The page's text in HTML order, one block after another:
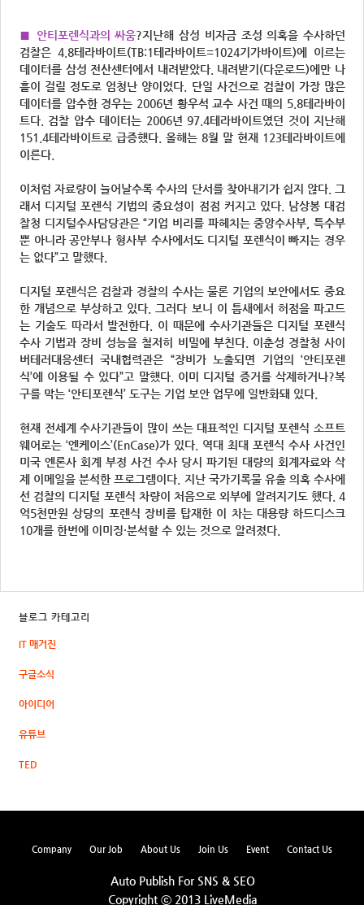
■ 안티포렌식과의 싸움?지난해 삼성 비자금 조성 의혹을 수사하던
검찰은 4.8테라바이트(TB:1테라바이트=1024기가바이트)에 이르는
데이터를 삼성 전산센터에서 내려받았다. 내려받기(다운로드)에만 나
흘이 걸릴 정도로 엄청난 양이었다. 단일 사건으로 검찰이 가장 많은
데이터를 압수한 경우는 2006년 황우석 교수 사건 때의 5.8테라바이
트다. 검찰 압수 데이터는 2006년 97.4테라바이트였던 것이 지난해
151.4테라바이트로 급증했다. 올해는 8월 말 현재 123테라바이트에
이른다.
이처럼 자료량이 늘어날수록 수사의 단서를 찾아내기가 쉽지 않다. 그
래서 디지털 포렌식 기법의 중요성이 점점 커지고 있다. 남상봉 대검
찰청 디지털수사담당관은 “기업 비리를 파헤치는 중앙수사부, 특수부
뿐 아니라 공안부나 형사부 수사에서도 디지털 포렌식이 빠지는 경우
는 없다”고 말했다.
디지털 포렌식은 검찰과 경찰의 수사는 물론 기업의 보안에서도 중요
한 개념으로 부상하고 있다. 그러다 보니 이 틈새에서 허점을 파고드
는 기술도 따라서 발전한다. 이 때문에 수사기관들은 디지털 포렌식
수사 기법과 장비 성능을 철저히 비밀에 부친다. 이춘성 경찰청 사이
버테러대응센터 국내협력관은 “장비가 노출되면 기업의 ‘안티포렌
식’에 이용될 수 있다”고 말했다. 이미 디지털 증거를 삭제하거나?복
구를 막는 ‘안티포렌식’ 도구는 기업 보안 업무에 일반화돼 있다.
현재 전세계 수사기관들이 많이 쓰는 대표적인 디지털 포렌식 소프트
웨어로는 ‘엔케이스’(EnCase)가 있다. 역대 최대 포렌식 수사 사건인
미국 엔론사 회계 부정 사건 수사 당시 파기된 대량의 회계자료와 삭
제 이메일을 분석한 프로그램이다. 지난 국가기록물 유출 의혹 수사에
선 검찰의 디지털 포렌식 차량이 처음으로 외부에 알려지기도 했다. 4
억5천만원 상당의 포렌식 장비를 탑재한 이 차는 대용량 하드디스크
10개를 한번에 이미징·분석할 수 있는 것으로 알려졌다.
블로그 카테고리
IT 매거진
구글소식
아이디어
유튜브
TED
Company Our Job About Us Join Us Event Contact Us
Auto Publish For SNS & SEO
Copyright ⓒ 2013 LiveMedia